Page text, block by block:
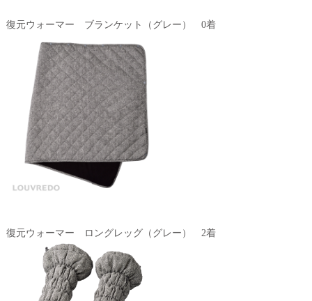
復元ウォーマー ブランケット（グレー） 0着
復元ウォーマー ロングレッグ（グレー） 2着